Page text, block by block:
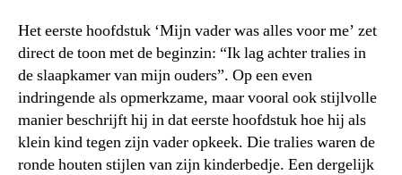
Het eerste hoofdstuk ‘Mijn vader was alles voor me’ zet
direct de toon met de beginzin: “Ik lag achter tralies in
de slaapkamer van mijn ouders”. Op een even
indringende als opmerkzame, maar vooral ook stijlvolle
manier beschrijft hij in dat eerste hoofdstuk hoe hij als
klein kind tegen zijn vader opkeek. Die tralies waren de
ronde houten stijlen van zijn kinderbedje. Een dergelijk